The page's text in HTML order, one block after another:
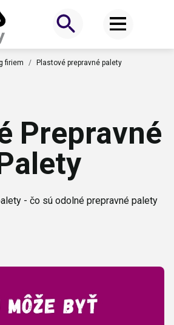
firiem
Plastové prepravné palety
Prepravné
- čo sú odolné prepravné palety